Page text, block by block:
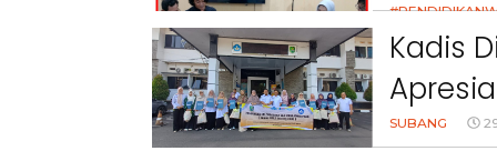
1 Agustus
Kadis
Lomba
SUBANG